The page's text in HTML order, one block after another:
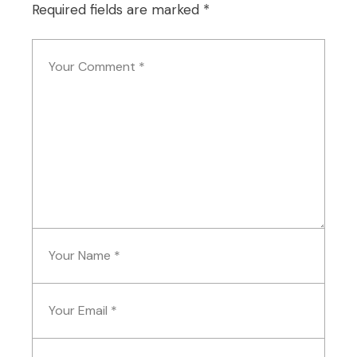
Required fields are marked *